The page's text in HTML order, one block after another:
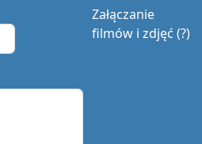
Załączanie
filmów i zdjęć (?)